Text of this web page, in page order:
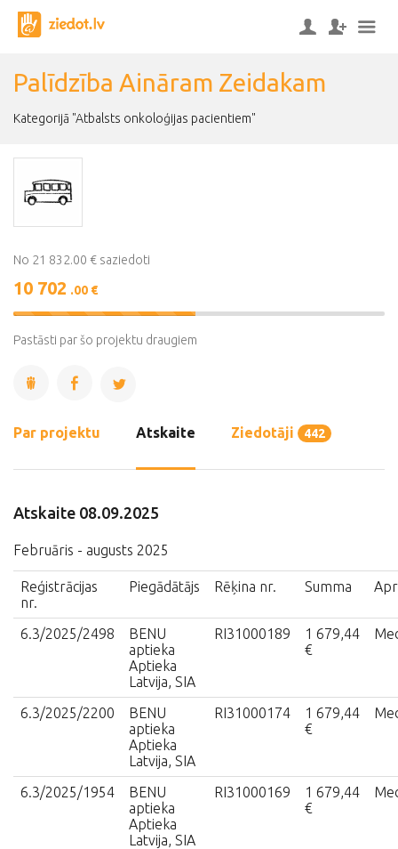
Palīdzība Aināram Zeidakam
Kategorijā "Atbalsts onkoloģijas pacientiem"
No 21 832.00 € saziedoti
10 702 .00 €
49%
Complete
Pastāsti par šo projektu draugiem
Par projektu Atskaite Ziedotāji 442
Atskaite 08.09.2025
Februāris - augusts 2025
Reģistrācijas
nr.
Piegādātājs Rēķina nr. Summa
6.3/2025/2498
BENU
aptieka
Aptieka
Latvija, SIA
RI31000189
1 679,44
€
6.3/2025/2200
BENU
aptieka
Aptieka
Latvija, SIA
RI31000174
1 679,44
€
6.3/2025/1954
BENU
aptieka
Aptieka
Latvija, SIA
RI31000169
1 679,44
€